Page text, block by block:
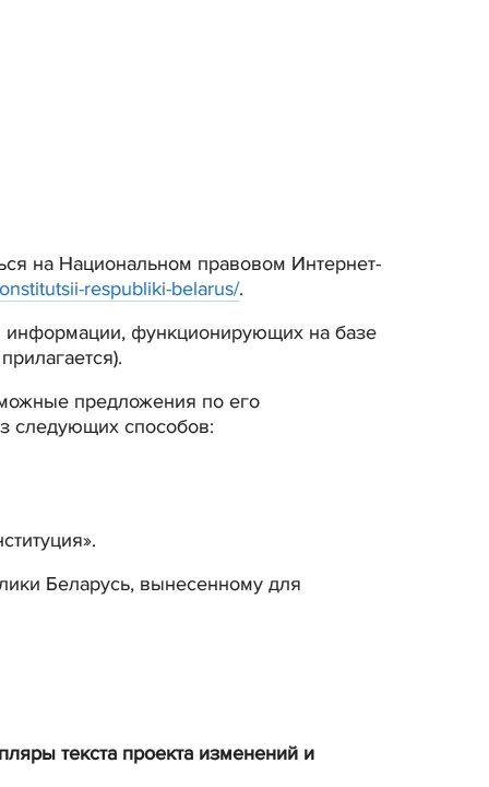
на Национальном правовом Интернет-
respubliki-belarus/.
информации, функционирующих на базе
предложения по его
следующих способов:
Беларусь, вынесенному для
текста проекта изменений и